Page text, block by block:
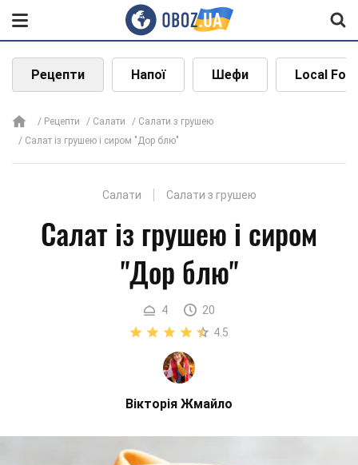
Рецепти Напої Шефи Local
Рецепти Салати
Салати з грушею
Салат із грушею і сиром "Дор блю"
Салати Салати з грушею
Салат із грушею і сиром
"Дор блю"
4
20
4.5
Вікторія Жмайло